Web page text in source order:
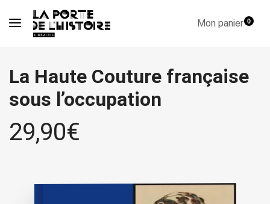
Mon panier0
La Haute Couture française
sous l’occupation
29,90€